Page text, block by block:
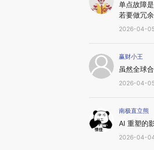
单点故障
若要做冗
2026-04-05
赢财小王
虽然全球
2026-04-05
南极直立熊
AI 重塑的
2026-04-04